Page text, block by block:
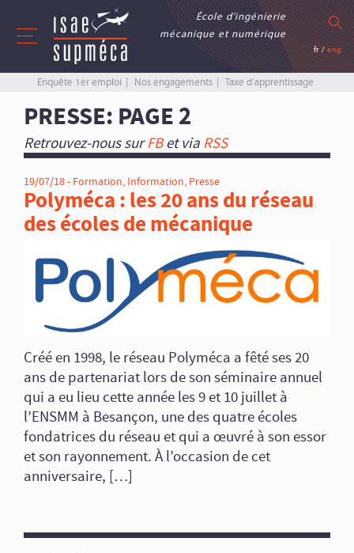
École d’ingénierie
mécanique et numérique
fr / eng
Enquête 1er emploi Nos engagements Taxe d’apprentissage
PRESSE: PAGE 2
Retrouvez-nous surFBet via RSS
19/07/18 - Formation, Information, Presse
Polyméca : les 20 ans du réseau
des écoles de mécanique
Créé en 1998, le réseau Polyméca a fêté ses 20
ans de partenariat lors de son séminaire annuel
qui a eu lieu cette année les 9 et 10 juillet à
l’ENSMM à Besançon, une des quatre écoles
fondatrices du réseau et qui a œuvré à son essor
et son rayonnement. À l’occasion de cet
anniversaire, […]